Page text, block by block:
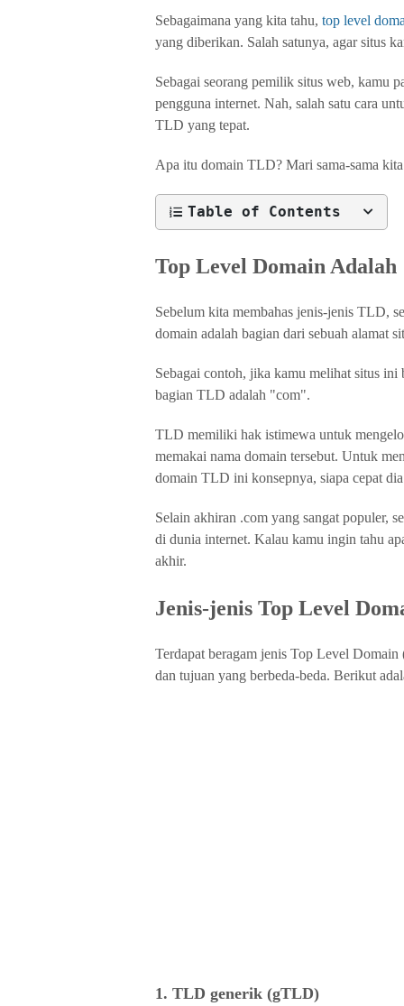
Sebagaimana yang kita tahu, top level
yang diberikan. Salah satunya, agar situs
Sebagai seorang pemilik situs web, kamu
pengguna internet. Nah, salah satu cara
TLD yang tepat.
Apa itu domain TLD? Mari sama-sama
Table of Contents
Top Level Domain Adalah
Sebelum kita membahas jenis-jenis TLD,
domain adalah bagian dari sebuah alamat
Sebagai contoh, jika kamu melihat situs ini
bagian TLD adalah "com".
TLD memiliki hak istimewa untuk
memakai nama domain tersebut. Untuk
domain TLD ini konsepnya, siapa cepat
Selain akhiran .com yang sangat populer,
di dunia internet. Kalau kamu ingin tahu
akhir.
Jenis-jenis Top Level
Terdapat beragam jenis Top Level
dan tujuan yang berbeda-beda. Berikut
1. TLD generik (gTLD)